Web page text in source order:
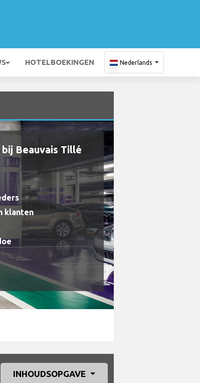
HOTELBOEKINGEN Nederlands
Beauvais Tillé
klanten
INHOUDSOPGAVE